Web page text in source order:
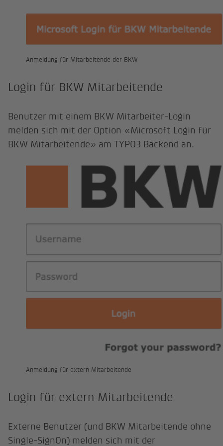
Login für BKW Mitarbeitende
Benutzer mit einem BKW Mitarbeiter-Login
melden sich mit der Option «Microsoft Login für
BKW Mitarbeitende» am TYPO3 Backend an.
Anmeldung für Mitarbeitende der BKW
Login für extern Mitarbeitende
Externe Benutzer (und BKW Mitarbeitende ohne
Single-SignOn) melden sich mit der
Anmeldung für extern Mitarbeitende